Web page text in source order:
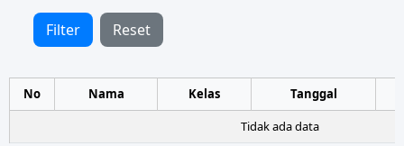
Filter Reset
No Nama Kelas
Tanggal
Tidak ada data